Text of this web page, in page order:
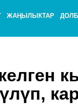
ЖАҢЫЛЫКТАР